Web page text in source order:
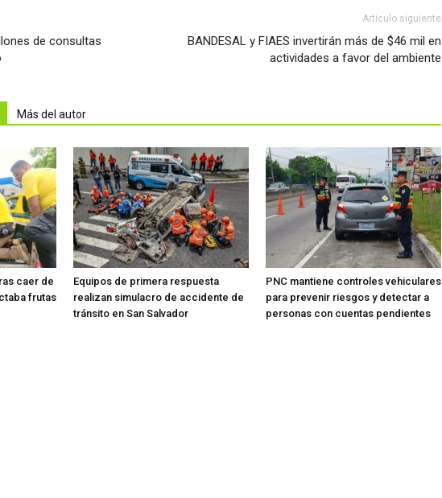
de consultas
Artículo siguiente
BANDESAL y FIAES invertirán más de $46 mil en
actividades a favor del ambiente
Más del autor
caer de
frutas
Equipos de primera respuesta
realizan simulacro de accidente de
tránsito en San Salvador
PNC mantiene controles vehiculares
para prevenir riesgos y detectar a
personas con cuentas pendientes